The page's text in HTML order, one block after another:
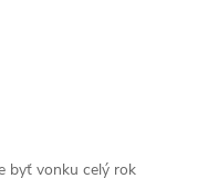
byť vonku celý rok